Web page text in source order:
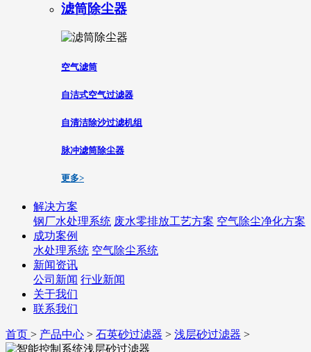
滤筒除尘器
空气滤筒
自洁式空气过滤器
自清洁除沙过滤机组
脉冲滤筒除尘器
更多>
解决方案
钢厂水处理系统 废水零排放工艺方案 空气除尘净化方案
成功案例
水处理系统 空气除尘系统
新闻资讯
公司新闻 行业新闻
关于我们
联系我们
首页 > 产品中心 > 石英砂过滤器 > 浅层砂过滤器 >